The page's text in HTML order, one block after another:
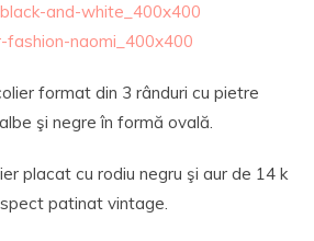
format din 3 rânduri cu pietre
şi negre în formă ovală.
placat cu rodiu negru şi aur de 14 k
patinat vintage.